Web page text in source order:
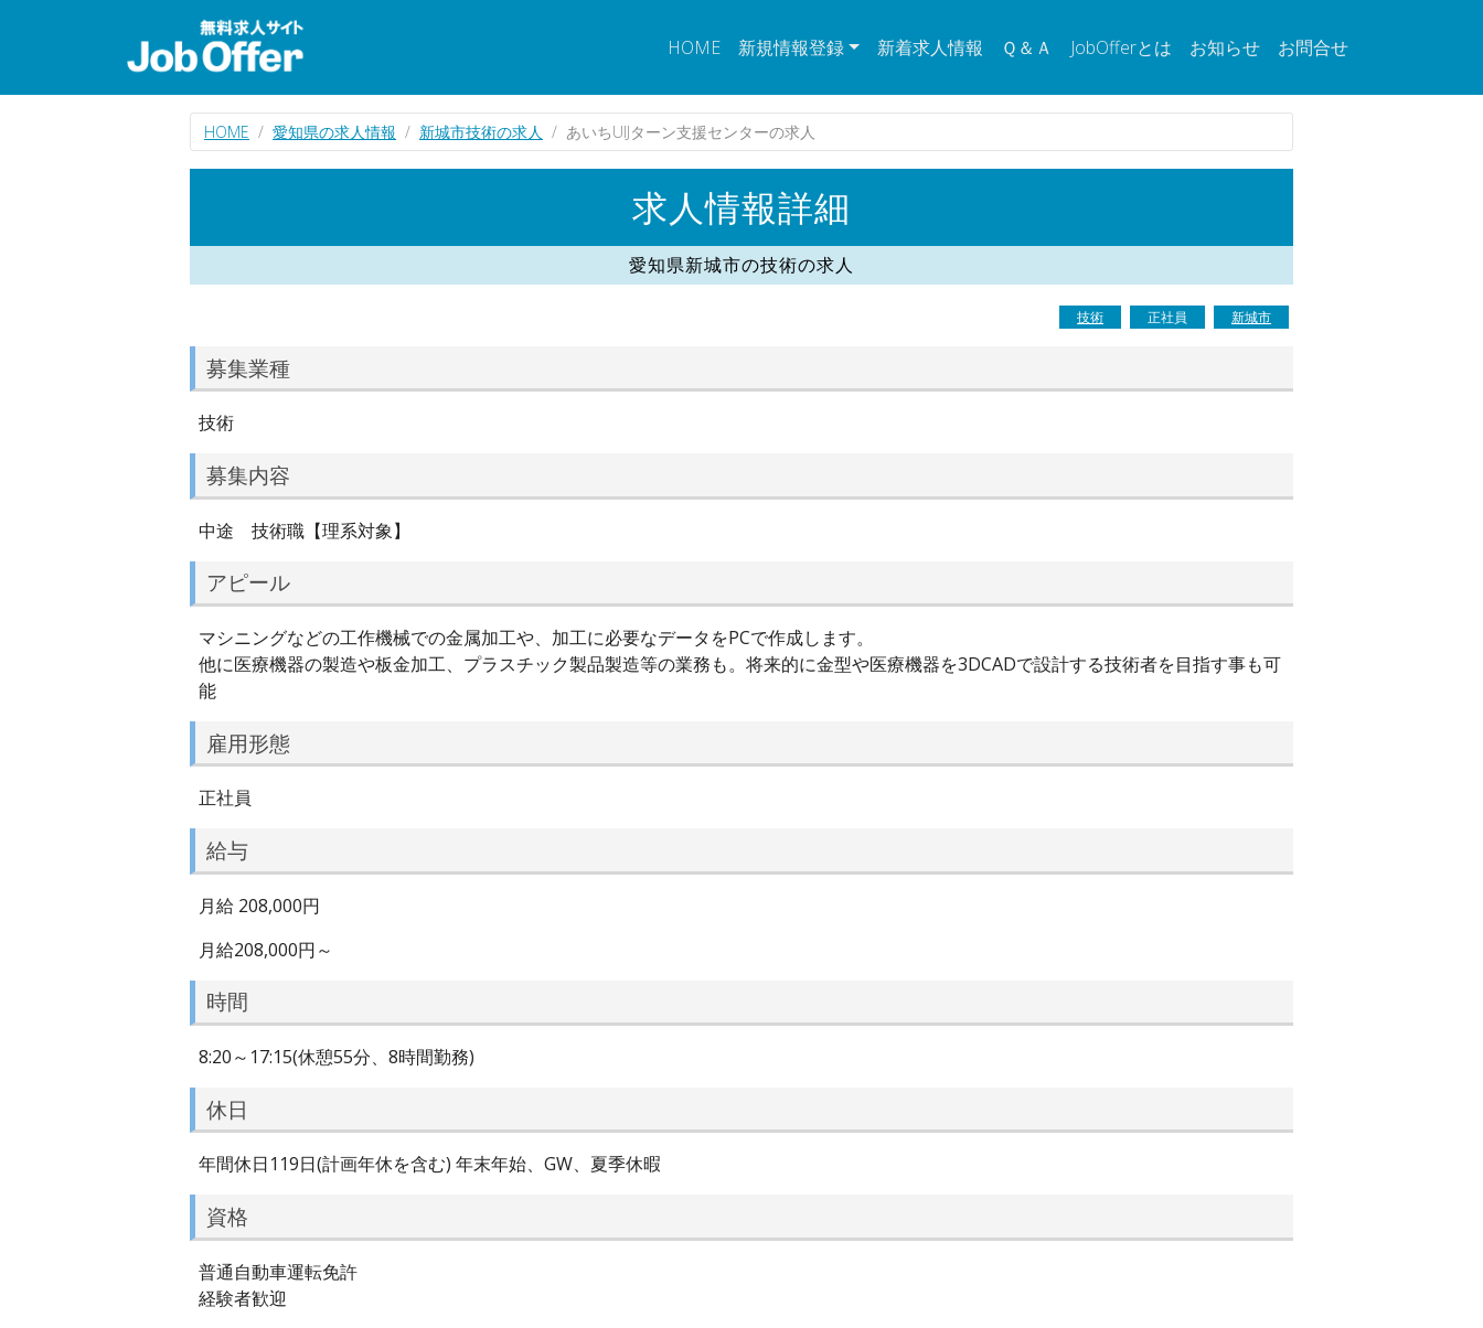
HOME 新規情報登録 新着求人情報 Ｑ＆Ａ JobOfferとは お知らせ お問合せ
HOME 愛知県の求人情報 新城市技術の求人 あいちUIJターン支援センターの求人
求人情報詳細
愛知県新城市の技術の求人
技術 正社員 新城市
募集業種
技術
募集内容
中途 技術職【理系対象】
アピール
マシニングなどの工作機械での金属加工や、加工に必要なデータをPCで作成します。
他に医療機器の製造や板金加工、プラスチック製品製造等の業務も。将来的に金型や医療機器を3DCADで設計する技術者を目指す事も可
能
雇用形態
正社員
給与
月給 208,000円
月給208,000円～
時間
8:20～17:15(休憩55分、8時間勤務)
休日
年間休日119日(計画年休を含む) 年末年始、GW、夏季休暇
資格
普通自動車運転免許
経験者歓迎